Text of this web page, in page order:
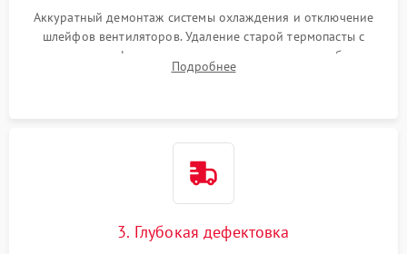
Аккуратный демонтаж системы охлаждения и отключение
шлейфов вентиляторов. Удаление старой термопасты с
кристалла графического чипа и термопрокладок с банок
памяти и зоны VRM. Очистка платы от пыли и окислов.
Подробнее
3. Глубокая дефектовка